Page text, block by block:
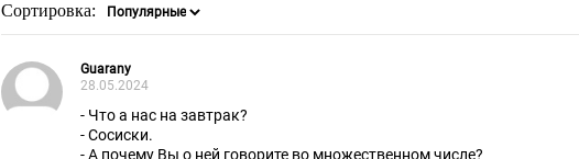
Сортировка:
Guarany
28.05.2024
- Что а нас на завтрак?
- Сосиски.
- А почему Вы о ней говорите во множественном числе?